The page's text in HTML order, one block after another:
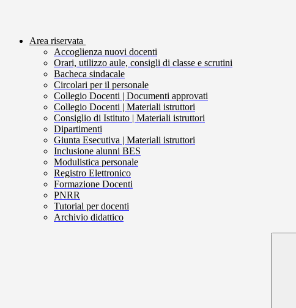
Area riservata
Accoglienza nuovi docenti
Orari, utilizzo aule, consigli di classe e scrutini
Bacheca sindacale
Circolari per il personale
Collegio Docenti | Documenti approvati
Collegio Docenti | Materiali istruttori
Consiglio di Istituto | Materiali istruttori
Dipartimenti
Giunta Esecutiva | Materiali istruttori
Inclusione alunni BES
Modulistica personale
Registro Elettronico
Formazione Docenti
PNRR
Tutorial per docenti
Archivio didattico